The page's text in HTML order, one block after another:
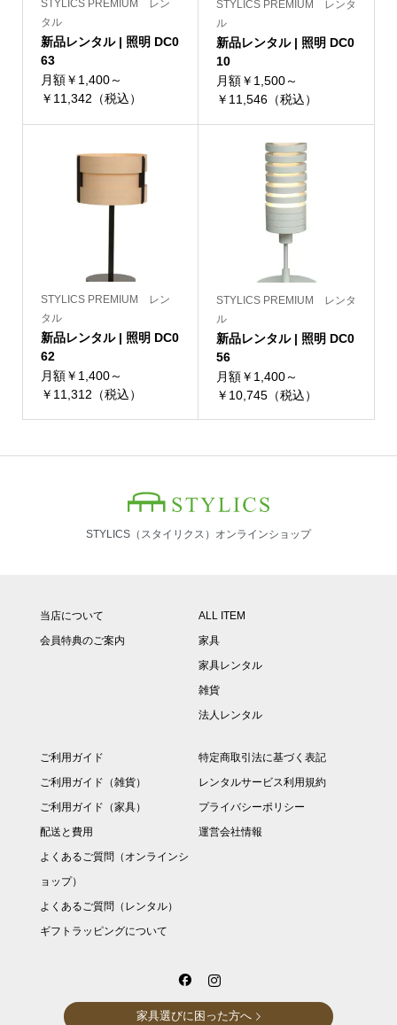
家具選びに困った方へ
STYLICS PREMIUM レン
タル
新品レンタル | 照明 DC0
63
月額￥1,400～
￥11,342（税込）
STYLICS PREMIUM レンタ
ル
新品レンタル | 照明 DC0
10
月額￥1,500～
￥11,546（税込）
STYLICS PREMIUM レン
タル
新品レンタル | 照明 DC0
62
月額￥1,400～
￥11,312（税込）
STYLICS PREMIUM レンタ
ル
新品レンタル | 照明 DC0
56
月額￥1,400～
￥10,745（税込）
STYLICS（スタイリクス）オンラインショップ
当店について
会員特典のご案内
ALL ITEM
家具
家具レンタル
雑貨
法人レンタル
ご利用ガイド
ご利用ガイド（雑貨）
ご利用ガイド（家具）
配送と費用
よくあるご質問（オンラインシ
ョップ）
よくあるご質問（レンタル）
ギフトラッピングについて
特定商取引法に基づく表記
レンタルサービス利用規約
プライバシーポリシー
運営会社情報